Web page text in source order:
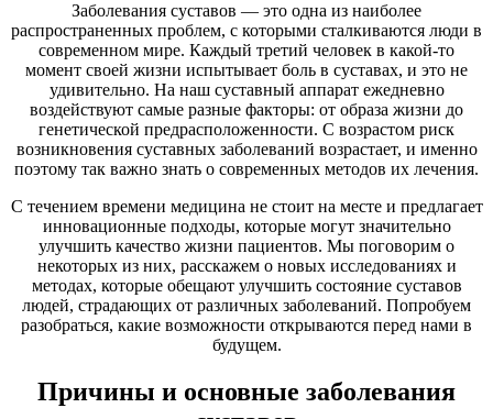
Заболевания суставов — это одна из наиболее
распространенных проблем, с которыми сталкиваются люди в
современном мире. Каждый третий человек в какой-то
момент своей жизни испытывает боль в суставах, и это не
удивительно. На наш суставный аппарат ежедневно
воздействуют самые разные факторы: от образа жизни до
генетической предрасположенности. С возрастом риск
возникновения суставных заболеваний возрастает, и именно
поэтому так важно знать о современных методов их лечения.
С течением времени медицина не стоит на месте и предлагает
инновационные подходы, которые могут значительно
улучшить качество жизни пациентов. Мы поговорим о
некоторых из них, расскажем о новых исследованиях и
методах, которые обещают улучшить состояние суставов
людей, страдающих от различных заболеваний. Попробуем
разобраться, какие возможности открываются перед нами в
будущем.
Причины и основные заболевания